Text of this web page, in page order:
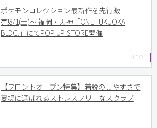
ポケモンコレクション最新作を先行販
売!8/1(土)〜 福岡・天神「ONE FUKUOKA
BLDG.」にてPOP UP STORE開催
【フロントオープン特集】着脱のしやすさで
夏場に選ばれるストレスフリーなスクラブ